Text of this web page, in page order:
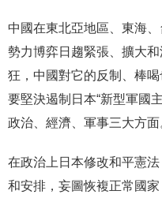
中國在東北亞地區、東海
勢力博弈日趨緊張、擴大
狂，中國對它的反制、棒
要堅決遏制日本“新型軍國
政治、經濟、軍事三大方面
在政治上日本修改和平憲
和安排，妄圖恢複正常國